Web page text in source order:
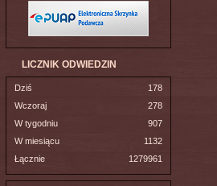
LICZNIK ODWIEDZIN
Dziś
178
Wczoraj
278
W tygodniu
907
W miesiącu
1132
Łącznie
1279961